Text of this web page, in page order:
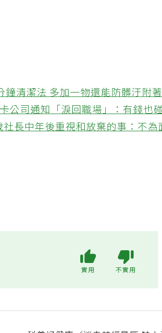
清潔法 多加一物還能防髒汙附
公司通知「淚回職場」：有錢也
長中年後重視和放棄的事：不為